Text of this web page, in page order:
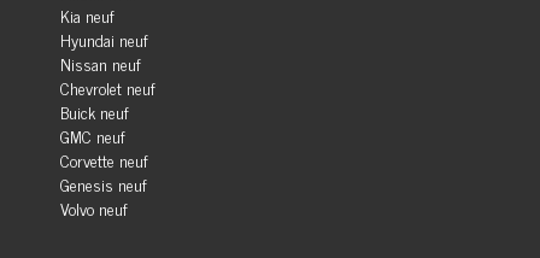
Kia neuf
Hyundai neuf
Nissan neuf
Chevrolet neuf
Buick neuf
GMC neuf
Corvette neuf
Genesis neuf
Volvo neuf